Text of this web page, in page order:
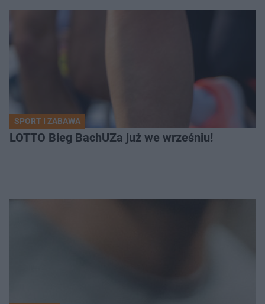
SPORT I ZABAWA
LOTTO Bieg BachUZa już we wrześniu!